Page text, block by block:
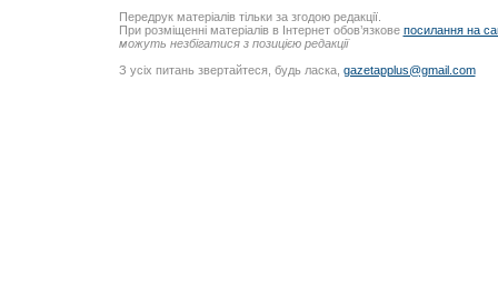
Передрук матеріалів тільки за згодою редакції.
При розміщенні матеріалів в Інтернет обов’язкове посилання на
можуть незбігатися з позицією редакції
З усіх питань звертайтеся, будь ласка, gazetapplus@gmail.com